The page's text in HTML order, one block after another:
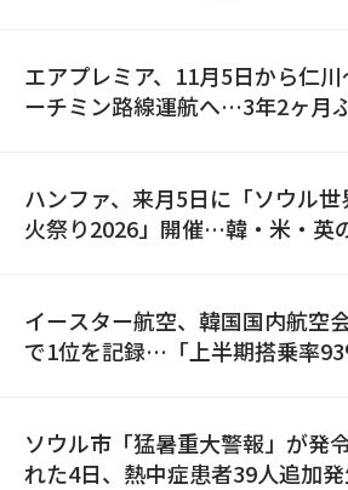
エアプレミア、11月5日から仁川
ーチミン路線運航へ…3年2ヶ月
ハンファ、来月5日に「ソウル世
火祭り2026」開催…韓・米・英
イースター航空、韓国国内航空
で1位を記録…「上半期搭乗率
ソウル市「猛暑重大警報」が発
れた4日、熱中症患者39人追加